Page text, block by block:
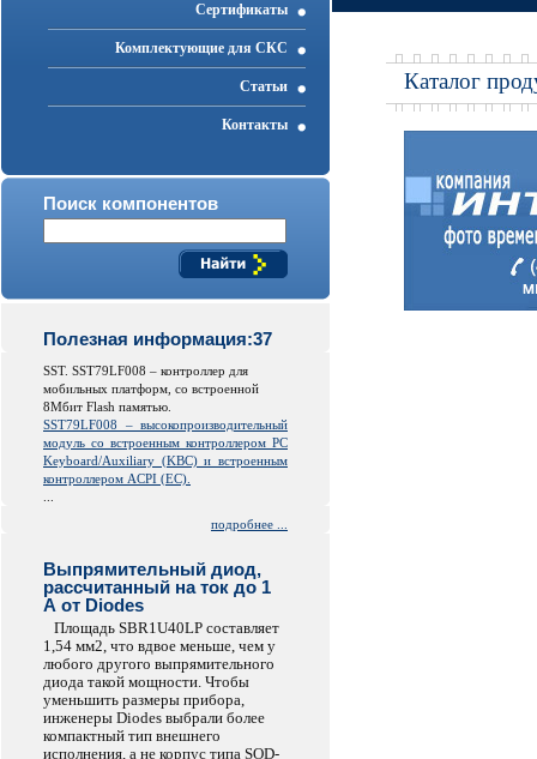
Cертификаты
Комплектующие для СКС
Статьи
Контакты
Поиск компонентов
Полезная информация:37
SST. SST79LF008 – контроллер для
мобильных платформ, со встроенной
8Мбит Flash памятью.
SST79LF008 – высокопроизводительный
модуль со встроенным контроллером PC
Keyboard/Auxiliary (KBC) и встроенным
контроллером ACPI (EC).
подробнее ...
Выпрямительный диод,
рассчитанный на ток до 1
А от Diodes
Площадь SBR1U40LP составляет
1,54 мм2, что вдвое меньше, чем у
любого другого выпрямительного
диода такой мощности. Чтобы
уменьшить размеры прибора,
инженеры Diodes выбрали более
компактный тип внешнего
исполнения, а не корпус типа SOD-
Каталог